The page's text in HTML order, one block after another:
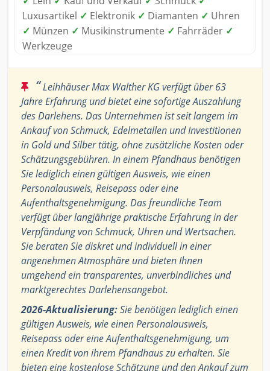
Luxusartikel ✓ Elektronik ✓ Diamanten ✓ Uhren
✓ Münzen ✓ Musikinstrumente ✓ Fahrräder ✓
Werkzeuge
“Leihhäuser Max Walther KG verfügt über 63
Jahre Erfahrung und bietet eine sofortige Auszahlung
des Darlehens. Das Unternehmen ist seit langem im
Ankauf von Schmuck, Edelmetallen und Investitionen
in Gold und Silber tätig, ohne zusätzliche Kosten oder
Schätzungsgebühren. In einem Pfandhaus benötigen
Sie lediglich einen gültigen Ausweis, wie einen
Personalausweis, Reisepass oder eine
Aufenthaltsgenehmigung. Das freundliche Team
verfügt über langjährige praktische Erfahrung in der
Verpfändung von Schmuck, Uhren und Wertsachen.
Sie beraten Sie diskret und individuell in einer
angenehmen Atmosphäre und bieten Ihnen
umgehend ein transparentes, unverbindliches und
marktgerechtes Darlehensangebot.
2026-Aktualisierung:Sie benötigen lediglich einen
gültigen Ausweis, wie einen Personalausweis,
Reisepass oder eine Aufenthaltsgenehmigung, um
einen Kredit von ihrem Pfandhaus zu erhalten. Sie
bieten eine kostenlose Schätzung und den Ankauf zum